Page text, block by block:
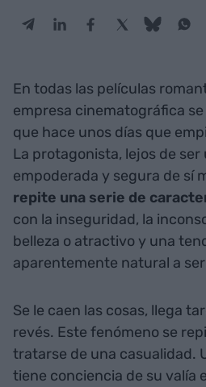
En todas las películas
empresa cinematográfica
que hace unos días que
La protagonista, lejos de
empoderada y segura de sí
repite una serie de
con la inseguridad, la
belleza o atractivo y una
aparentemente natural a
Se le caen las cosas, llega
revés. Este fenómeno se
tratarse de una casualidad.
tiene conciencia de su valía